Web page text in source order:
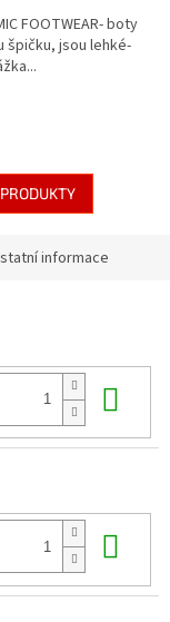
FOOTWEAR- boty
špičku, jsou lehké-
informace